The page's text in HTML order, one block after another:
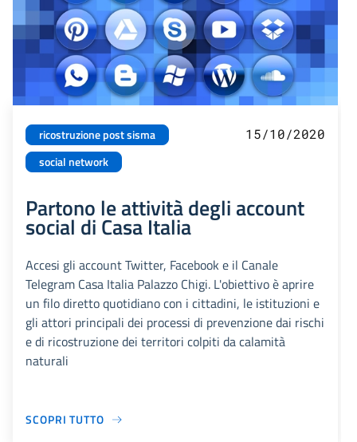
ricostruzione post sisma
social network
15/10/2020
Partono le attività degli account
social di Casa Italia
Accesi gli account Twitter, Facebook e il Canale
Telegram Casa Italia Palazzo Chigi. L'obiettivo è aprire
un filo diretto quotidiano con i cittadini, le istituzioni e
gli attori principali dei processi di prevenzione dai rischi
e di ricostruzione dei territori colpiti da calamità
naturali
SCOPRI TUTTO